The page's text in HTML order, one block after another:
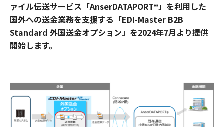
ァイル伝送サービス「AnserDATAPORT®」を利用した
国外への送金業務を支援する「EDI-Master B2B
Standard 外国送金オプション」を2024年7月より提供
開始します。